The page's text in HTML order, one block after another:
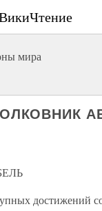
мира
достижений